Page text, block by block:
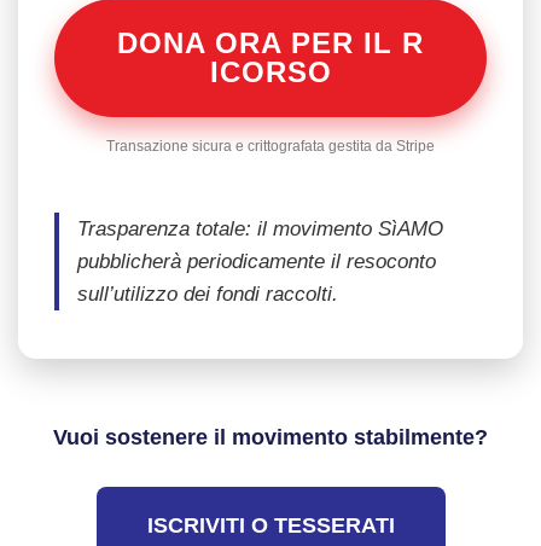
DONA ORA PER IL R
ICORSO
Transazione sicura e crittografata gestita da Stripe
Trasparenza totale: il movimento SìAMO
pubblicherà periodicamente il resoconto
sull’utilizzo dei fondi raccolti.
Vuoi sostenere il movimento stabilmente?
ISCRIVITI O TESSERATI